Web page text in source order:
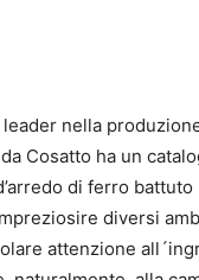
leader nella
Cosatto ha un
di ferro
diversi
attenzione